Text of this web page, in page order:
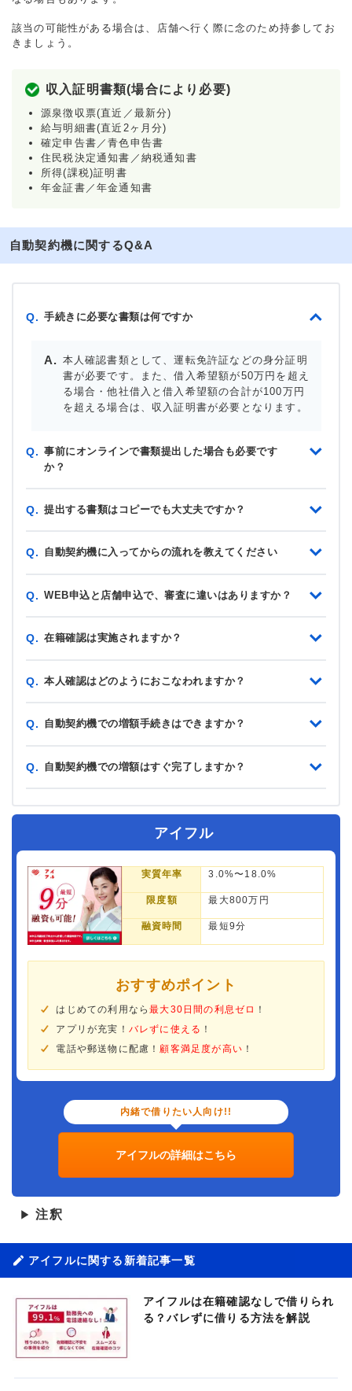
該当の可能性がある場合は、店舗へ行く際に念のため持参してお
きましょう。
収入証明書類(場合により必要)
源泉徴収票(直近／最新分)
給与明細書(直近2ヶ月分)
確定申告書／青色申告書
住民税決定通知書／納税通知書
所得(課税)証明書
年金証書／年金通知書
自動契約機に関するQ&A
Q. 手続きに必要な書類は何ですか
本人確認書類として、運転免許証などの身分証明
書が必要です。また、借入希望額が50万円を超え
る場合・他社借入と借入希望額の合計が100万円
を超える場合は、収入証明書が必要となります。
Q. 事前にオンラインで書類提出した場合も必要です
か？
Q. 提出する書類はコピーでも大丈夫ですか？
Q. 自動契約機に入ってからの流れを教えてください
Q. WEB申込と店舗申込で、審査に違いはありますか？
Q. 在籍確認は実施されますか？
Q. 本人確認はどのようにおこなわれますか？
Q. 自動契約機での増額手続きはできますか？
Q. 自動契約機での増額はすぐ完了しますか？
アイフル
実質年率 3.0%〜18.0%
限度額 最大800万円
融資時間 最短9分
おすすめポイント
はじめての利用なら最大30日間の利息ゼロ ！
アプリが充実！ バレずに使える ！
電話や郵送物に配慮！ 顧客満足度が高い ！
内緒で借りたい人向け!!
アイフルの詳細はこちら
▶ 注釈
アイフルに関する新着記事一覧
アイフルは在籍確認なしで借りられ
る？バレずに借りる方法を解説